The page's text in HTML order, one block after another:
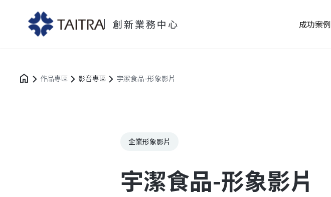
創新業務中心 成功案例
作品專區 影音專區 宇潔食品-形象影片
企業形象影片
宇潔食品-形象影片